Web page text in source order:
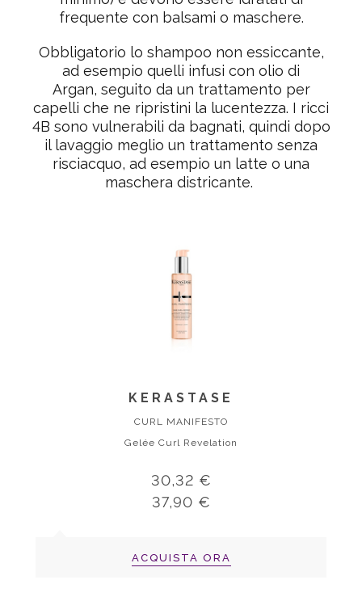
frequente con balsami o maschere.
Obbligatorio lo shampoo non essiccante,
ad esempio quelli infusi con olio di
Argan, seguito da un trattamento per
capelli che ne ripristini la lucentezza. I ricci
4B sono vulnerabili da bagnati, quindi dopo
il lavaggio meglio un trattamento senza
risciacquo, ad esempio un latte o una
maschera districante.
KERASTASE
CURL MANIFESTO
Gelée Curl Revelation
30,32 €
37,90 €
ACQUISTA ORA